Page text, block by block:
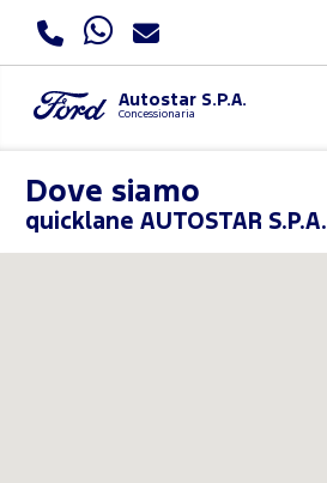
Autostar S.P.A.
Concessionaria
Dove siamo
quicklane AUTOSTAR S.P.A.